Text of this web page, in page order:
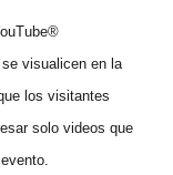
visualicen en la
los visitantes
solo videos que